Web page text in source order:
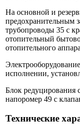
На основной и
предохранительным
трубопроводы 35 с
отопительный
отопительного
исполнении,
Блок редуцирования
напоромер 49 с
Технические